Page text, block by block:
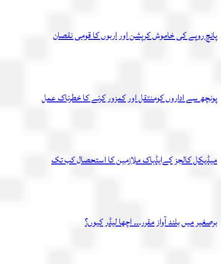
پانچ روپے کی خاموش کرپشن اور اربوں کا قومی نقصان
پونچھ سے اداروں کومنتقل اور کمزور کرنے کا خطرناک عمل
میڈیکل کالجز کےایڈہاک ملازمین کا استحصال کب تک
برصغیر میں بلند آواز مقرر۔۔۔ اچھا لیڈر کیوں؟